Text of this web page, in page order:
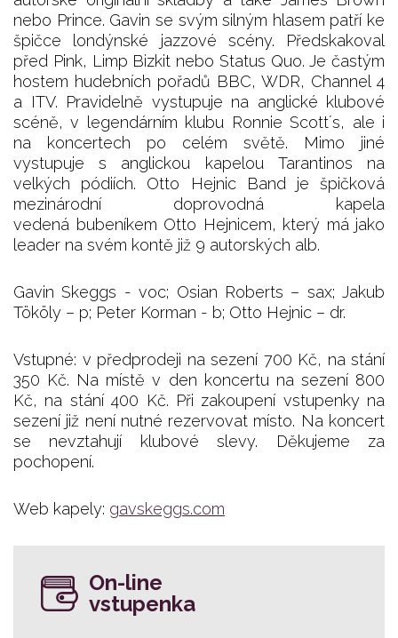
nebo Prince. Gavin se svým silným hlasem patří ke
špičce londýnské jazzové scény. Předskakoval
před Pink, Limp Bizkit nebo Status Quo. Je častým
hostem hudebních pořadů BBC, WDR, Channel 4
a ITV. Pravidelně vystupuje na anglické klubové
scéně, v legendárním klubu Ronnie Scott´s, ale i
na koncertech po celém světě. Mimo jiné
vystupuje s anglickou kapelou Tarantinos na
velkých pódiích. Otto Hejnic Band je špičková
mezinárodní doprovodná kapela
vedená bubeníkem Otto Hejnicem, který má jako
leader na svém kontě již 9 autorských alb.
Gavin Skeggs - voc; Osian Roberts – sax; Jakub
Tököly – p; Peter Korman - b; Otto Hejnic – dr.
Vstupné: v předprodeji na sezení 700 Kč, na stání
350 Kč. Na místě v den koncertu na sezení 800
Kč, na stání 400 Kč. Při zakoupení vstupenky na
sezení již není nutné rezervovat místo. Na koncert
se nevztahují klubové slevy. Děkujeme za
pochopení.
Web kapely: gavskeggs.com
On-line
vstupenka